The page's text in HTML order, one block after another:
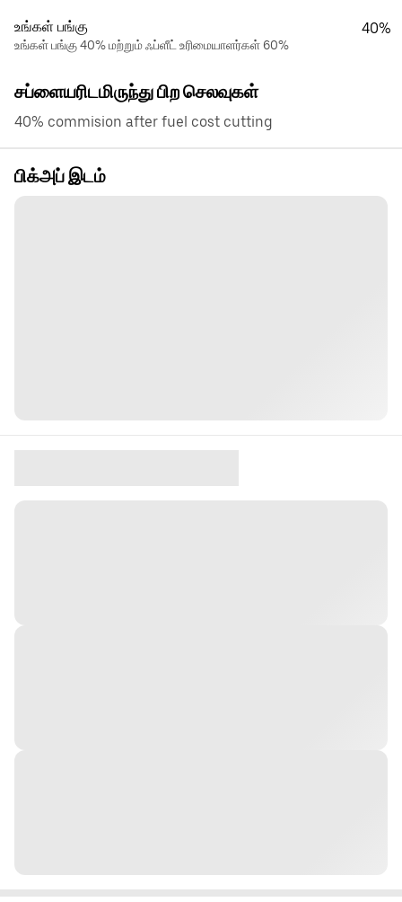
உங்கள் பங்கு
உங்கள் பங்கு 40% மற்றும் ஃப்ளீட் உரிமையாளர்கள் 60%
40%
சப்ளையரிடமிருந்து பிற செலவுகள்
40% commision after fuel cost cutting
பிக்அப் இடம்